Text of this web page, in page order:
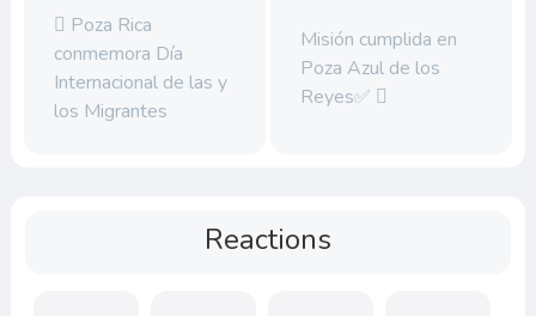
Poza Rica
conmemora Día
Internacional de las y
los Migrantes
Misión cumplida en
Poza Azul de los
Reyes✅
Reactions